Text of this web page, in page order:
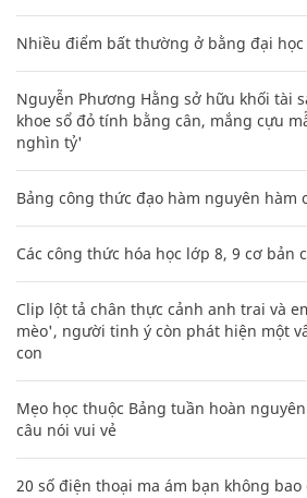
Nhiều điểm bất thường ở bằng đại học
Nguyễn Phương Hằng sở hữu khối tài
khoe sổ đỏ tính bằng cân, mắng cựu
nghìn tỷ'
Bảng công thức đạo hàm nguyên hàm
Các công thức hóa học lớp 8, 9 cơ bản
Clip lột tả chân thực cảnh anh trai và
mèo', người tinh ý còn phát hiện một
con
Mẹo học thuộc Bảng tuần hoàn
câu nói vui vẻ
20 số điện thoại ma ám bạn không